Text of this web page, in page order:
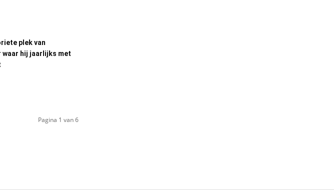
plek van
waar hij jaarlijks met
Pagina 1 van 6